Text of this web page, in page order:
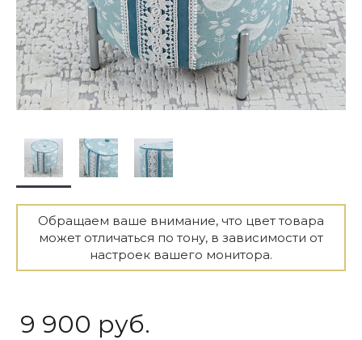
Обращаем ваше внимание, что цвет товара
может отличаться по тону, в зависимости от
настроек вашего монитора.
9 900 руб.